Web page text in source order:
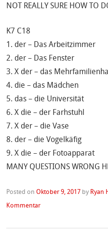
NOT REALLY SURE HOW TO
K7 C18
1. der – Das Arbeitzimmer
2. der – Das Fenster
3. X der – das
4. die – das Mädchen
5. das – die Universität
6. X die – der Farhstuhl
7. X der – die Vase
8. der – die Vogelkäfig
9. X die – der Fotoapparat
MANY QUESTIONS WRONG
Posted onOktober 9, 2017 by Ryan
Kommentar